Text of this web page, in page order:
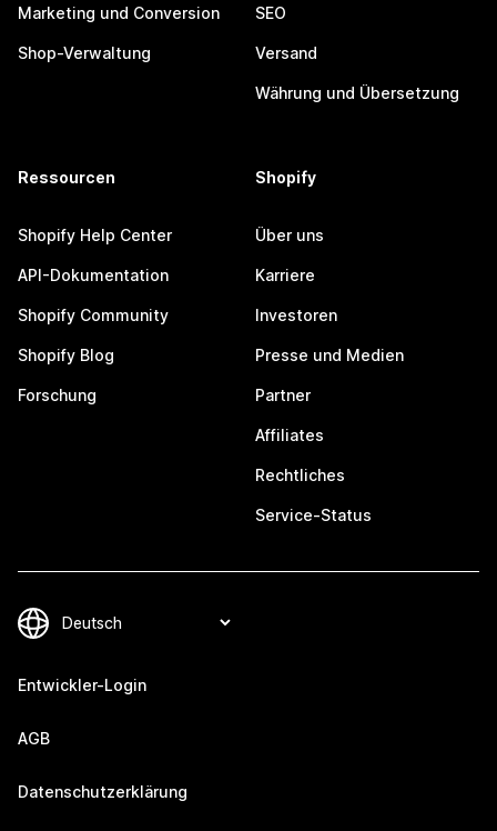
Marketing und Conversion
Shop-Verwaltung
SEO
Versand
Währung und Übersetzung
Ressourcen
Shopify Help Center
API-Dokumentation
Shopify Community
Shopify Blog
Forschung
Shopify
Über uns
Karriere
Investoren
Presse und Medien
Partner
Affiliates
Rechtliches
Service-Status
Entwickler-Login
AGB
Datenschutzerklärung